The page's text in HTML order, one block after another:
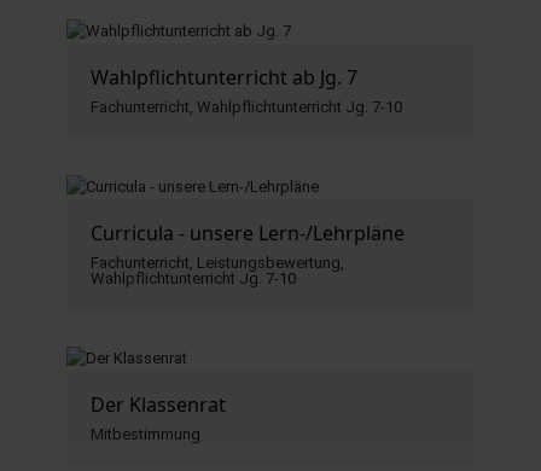
Wahlpflichtunterricht ab Jg. 7
Fachunterricht, Wahlpflichtunterricht Jg. 7-10
Curricula - unsere Lern-/Lehrpläne
Fachunterricht, Leistungsbewertung,
Wahlpflichtunterricht Jg. 7-10
Der Klassenrat
Mitbestimmung